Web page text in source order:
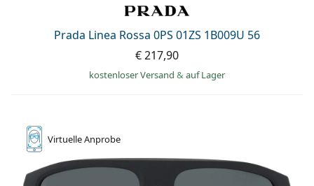
Prada Linea Rossa 0PS 01ZS 1B009U 56
€ 217,90
kostenloser Versand & auf Lager
VirtuelleAnprobe